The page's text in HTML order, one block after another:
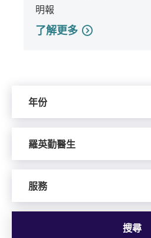
明報
了解更多
年份
羅英勤醫生
服務
搜尋